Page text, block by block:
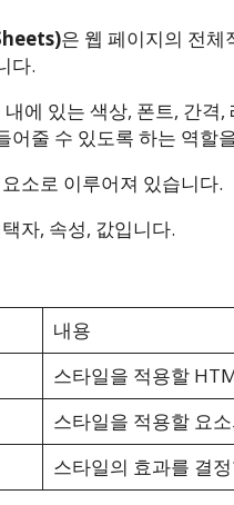
은 웹 페이지의 전
다.
내에 있는 색상, 폰트, 간
어줄 수 있도록 하는 역할
소로 이루어져 있습니다.
자, 속성, 값입니다.
내용
스타일을 적용할
스타일을 적용할 요
스타일의 효과를 결